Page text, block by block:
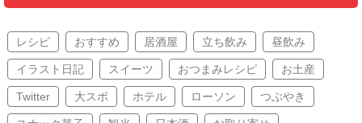
レシピ おすすめ 居酒屋 立ち飲み 昼飲み
イラスト日記 スイーツ おつまみレシピ お土産
Twitter 大スポ ホテル ローソン つぶやき